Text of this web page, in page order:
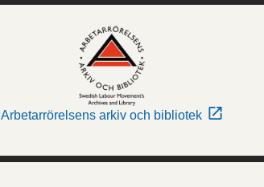
Arbetarrörelsens arkiv och bibliotek